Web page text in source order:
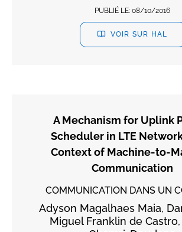
PUBLIÉ LE: 08/10/2016
VOIR SUR HAL
A Mechanism for Uplink
Scheduler in LTE
Context of Machine-to-
Communication
COMMUNICATION DANS UN
Adyson Magalhaes Maia,
Miguel Franklin de Castro,